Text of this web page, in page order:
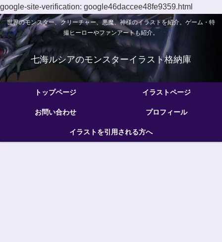
google-site-verification: google46daccee48fe9359.html
世界のモンスター、クリーチャー、悪魔、神様のイラストを紹介。ゲーム・特
撮ヒーローやファンアートも紹介。
七海ルシアのモンスターイラスト格納庫
トップページ イラストページ
お問い合わせ プロフィール
イラストを引用される方へ